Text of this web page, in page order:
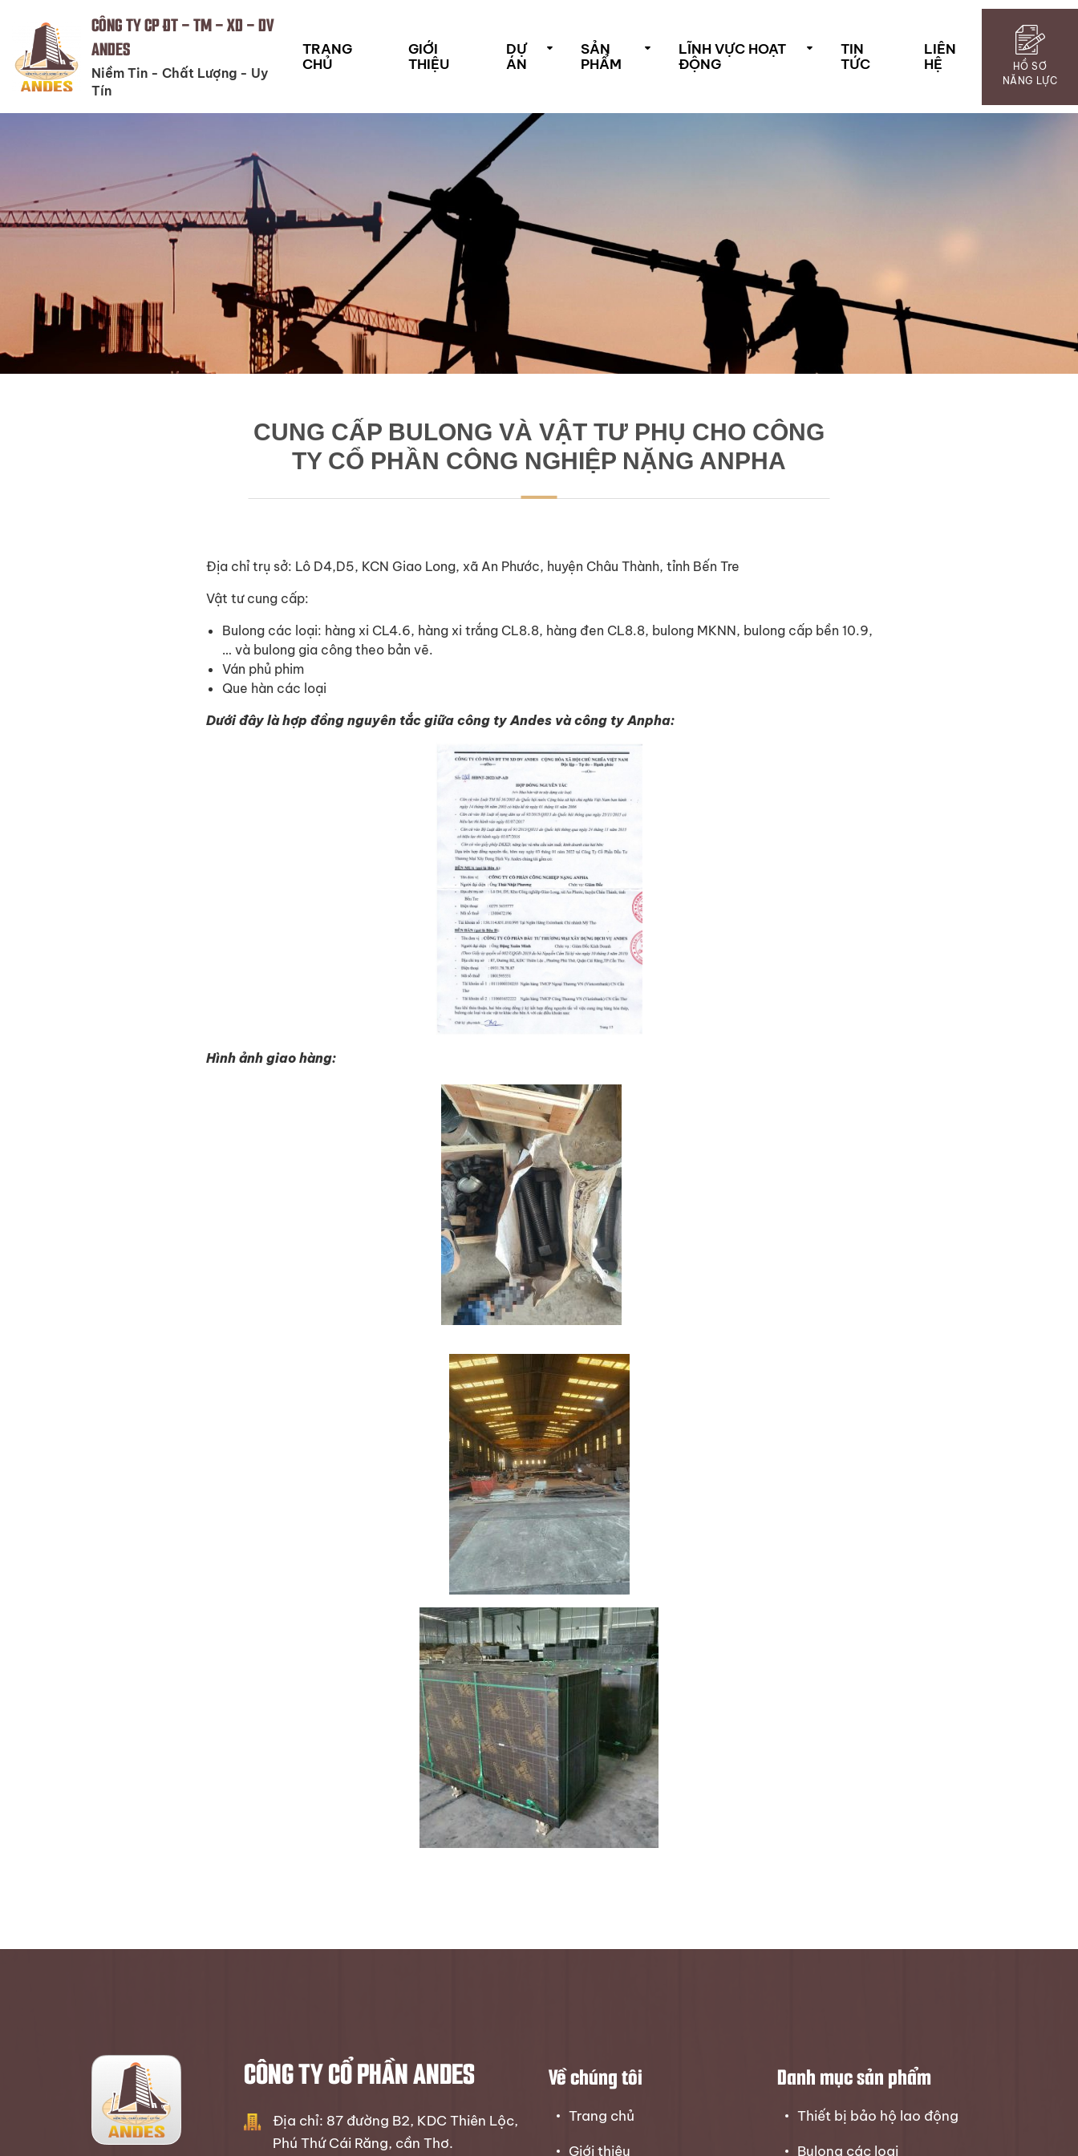
CÔNG TY CP ĐT - TM - XD - DV
ANDES
Niềm Tin - Chất Lượng - Uy
Tín
TRANG
CHỦ
GIỚI
THIỆU
DỰ
ÁN
SẢN
PHẨM
LĨNH VỰC HOẠT
ĐỘNG
TIN
TỨC
LIÊN
HỆ
HỒ SƠ
NĂNG LỰC
CUNG CẤP BULONG VÀ VẬT TƯ PHỤ CHO CÔNG
TY CỔ PHẦN CÔNG NGHIỆP NẶNG ANPHA
Địa chỉ trụ sở: Lô D4,D5, KCN Giao Long, xã An Phước, huyện Châu Thành, tỉnh Bến Tre
Vật tư cung cấp:
Bulong các loại: hàng xi CL4.6, hàng xi trắng CL8.8, hàng đen CL8.8, bulong MKNN, bulong cấp bền 10.9,
… và bulong gia công theo bản vẽ.
Ván phủ phim
Que hàn các loại
Dưới đây là hợp đồng nguyên tắc giữa công ty Andes và công ty Anpha:
Hình ảnh giao hàng:
CÔNG TY CỔ PHẦN ANDES
Địa chỉ: 87 đường B2, KDC Thiên Lộc,
Phú Thứ Cái Răng, cần Thơ.
Về chúng tôi
Trang chủ
Giới thiệu
Danh mục sản phẩm
Thiết bị bảo hộ lao động
Bulong các loại